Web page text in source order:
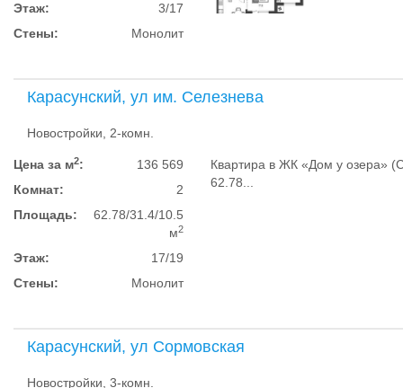
Этаж:
3/17
Стены:
Монолит
Карасунский, ул им. Селезнева
Новостройки, 2-комн.
Цена за м2:
136 569
Комнат:
2
Площадь:
62.78/31.4/10.5
м2
Этаж:
17/19
Стены:
Монолит
Квартира в ЖК «Дом у озера»
62.78...
Карасунский, ул Сормовская
Новостройки, 3-комн.